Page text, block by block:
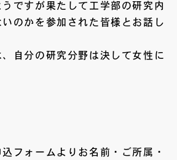
ですが果たして工学部の研究内
のかを参加された皆様とお話し
自分の研究分野は決して女性に
フォームよりお名前・ご所属・